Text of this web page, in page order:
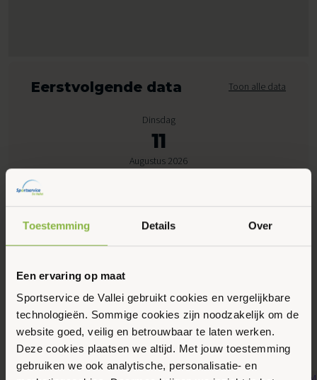
Toestemming Details Over
Een ervaring op maat
Sportservice de Vallei gebruikt cookies en vergelijkbare
technologieën. Sommige cookies zijn noodzakelijk om de
website goed, veilig en betrouwbaar te laten werken.
Deze cookies plaatsen we altijd. Met jouw toestemming
gebruiken we ook analytische, personalisatie- en
Eerstvolgende data Toon alle data
Dinsdag
11
Augustus 2026
08:00 - 08:45
Peppelensteeg 17, Ede
Maak favoriet
Gerelateerde activiteiten